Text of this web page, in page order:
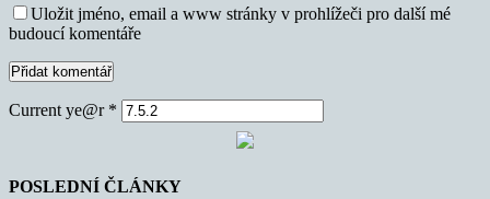
Uložit jméno, email a www stránky v prohlížeči pro další mé
budoucí komentáře
Current ye@r *
POSLEDNÍ ČLÁNKY